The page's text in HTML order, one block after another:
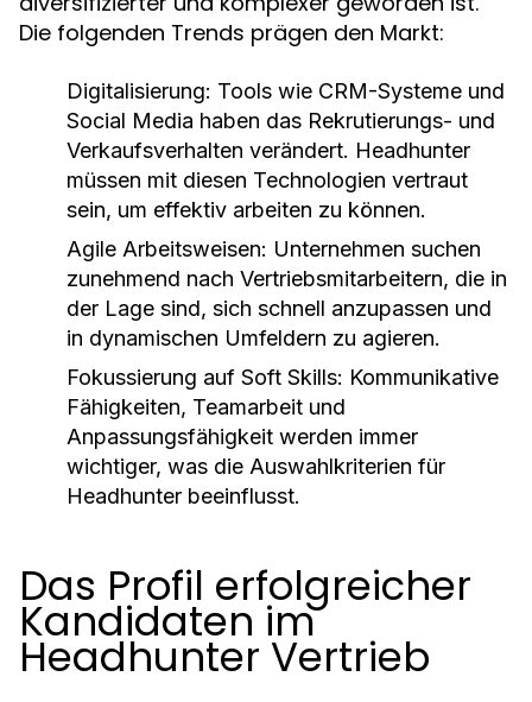
Die folgenden Trends prägen den Markt:
Digitalisierung: Tools wie CRM-Systeme und
Social Media haben das Rekrutierungs- und
Verkaufsverhalten verändert. Headhunter
müssen mit diesen Technologien vertraut
sein, um effektiv arbeiten zu können.
Agile Arbeitsweisen: Unternehmen suchen
zunehmend nach Vertriebsmitarbeitern, die in
der Lage sind, sich schnell anzupassen und
in dynamischen Umfeldern zu agieren.
Fokussierung auf Soft Skills: Kommunikative
Fähigkeiten, Teamarbeit und
Anpassungsfähigkeit werden immer
wichtiger, was die Auswahlkriterien für
Headhunter beeinflusst.
Das Profil erfolgreicher
Kandidaten im
Headhunter Vertrieb